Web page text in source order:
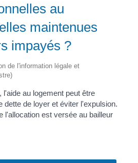
au
maintenues
impayés ?
de l'information légale et
au logement peut être
dette de loyer et éviter l'expulsion.
l'allocation est versée au bailleur